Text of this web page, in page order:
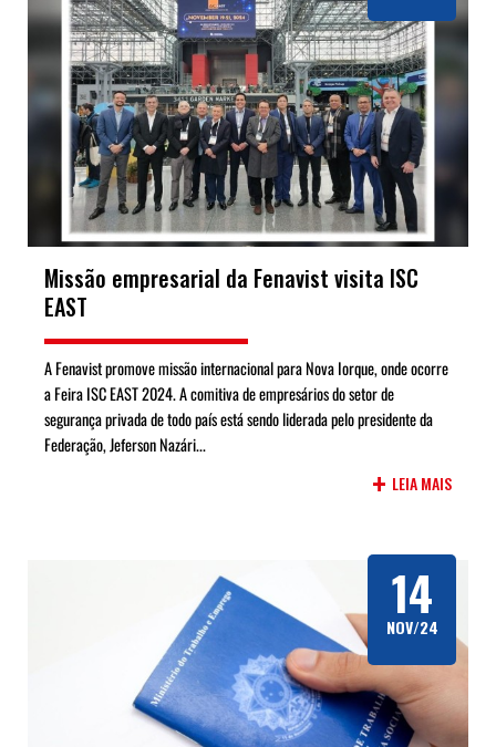
Missão empresarial da Fenavist visita ISC
EAST
A Fenavist promove missão internacional para Nova Iorque, onde ocorre
a Feira ISC EAST 2024. A comitiva de empresários do setor de
segurança privada de todo país está sendo liderada pelo presidente da
Federação, Jeferson Nazári...
+ LEIA MAIS
14
NOV/24